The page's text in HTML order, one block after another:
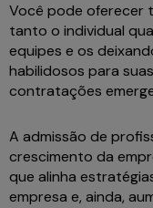
Você pode oferecer
tanto o individual
equipes e os
habilidosos para
contratações
A admissão de
crescimento da
que alinha
empresa e, ainda,